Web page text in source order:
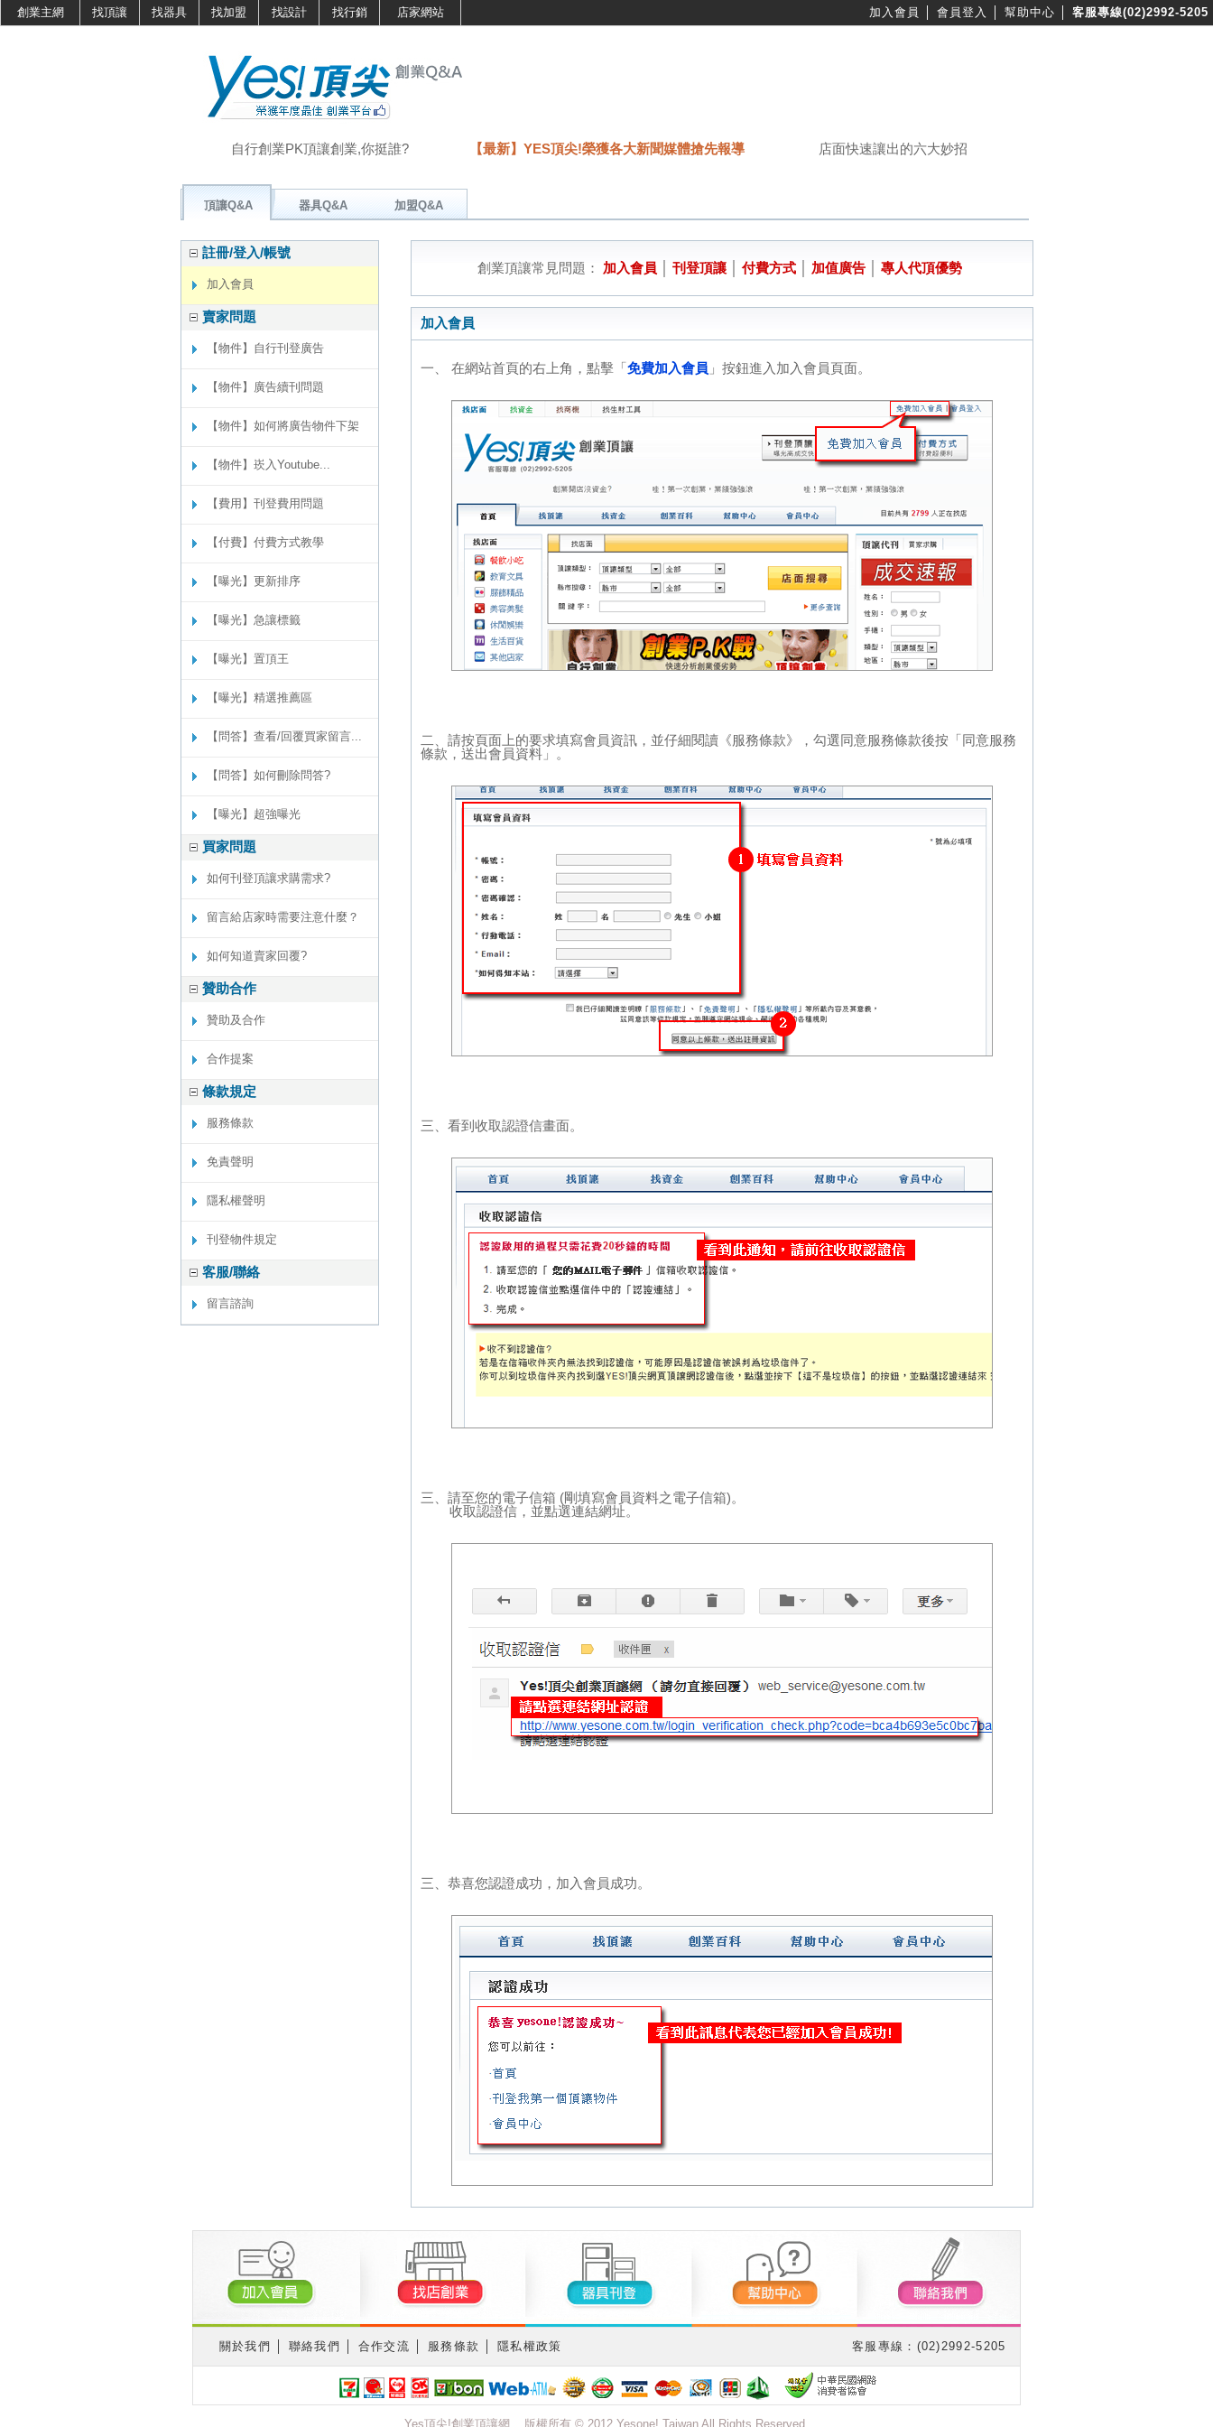
創業主網 找頂讓 找器具 找加盟 找設計 找行銷 店家網站 加入會員 會員登入 幫助中心 客服專線(02)2992-5205
自行創業PK頂讓創業,你挺誰? 【最新】YES頂尖!榮獲各大新聞媒體搶先報導 店面快速讓出的六大妙招
頂讓Q&A 器具Q&A 加盟Q&A
註冊/登入/帳號
加入會員
賣家問題
【物件】自行刊登廣告
【物件】廣告續刊問題
【物件】如何將廣告物件下架
【物件】崁入Youtube...
【費用】刊登費用問題
【付費】付費方式教學
【曝光】更新排序
【曝光】急讓標籤
【曝光】置頂王
【曝光】精選推薦區
【問答】查看/回覆買家留言...
【問答】如何刪除問答?
【曝光】超強曝光
買家問題
如何刊登頂讓求購需求?
留言給店家時需要注意什麼？
如何知道賣家回覆?
贊助合作
贊助及合作
合作提案
條款規定
服務條款
免責聲明
隱私權聲明
刊登物件規定
客服/聯絡
留言諮詢
創業頂讓常見問題： 加入會員 刊登頂讓 付費方式 加值廣告 專人代頂優勢
加入會員
一、 在網站首頁的右上角，點擊「免費加入會員 」按鈕進入加入會員頁面。
二、請按頁面上的要求填寫會員資訊，並仔細閱讀《服務條款》，勾選同意服務條款後按「同意服務
條款，送出會員資料」。
三、看到收取認證信畫面。
三、請至您的電子信箱 (剛填寫會員資料之電子信箱)。
收取認證信，並點選連結網址。
三、恭喜您認證成功，加入會員成功。
關於我們 聯絡我們 合作交流 服務條款 隱私權政策 客服專線：(02)2992-5205
Yes頂尖!創業頂讓網 版權所有 © 2012 Yesone! Taiwan All Rights Reserved.